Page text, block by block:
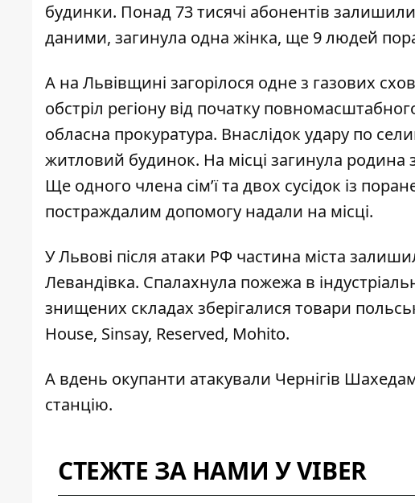
будинки. Понад 73 тисячі абонентів
даними, загинула одна жінка, ще 9 людей
А на Львівщині загорілося одне з газових
обстріл регіону від початку
обласна прокуратура. Внаслідок удару по
житловий будинок. На місці загинула родина
Ще одного члена сім’ї та двох сусідок із
постраждалим допомогу надали на місці.
У Львові після атаки РФ частина міста
Левандівка. Спалахнула пожежа в
знищених складах зберігалися товари
House, Sinsay, Reserved, Mohito.
А вдень окупанти атакували Чернігів
станцію.
СТЕЖТЕ ЗА НАМИ У VIBER